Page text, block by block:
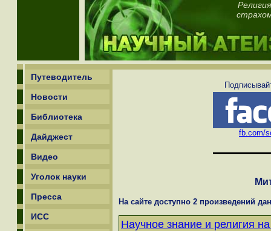
Путеводитель
Новости
Библиотека
Дайджест
Видео
Уголок науки
Пресса
ИСС
fb.com/
На сайте доступно 2 произведений
Научное знание и религия